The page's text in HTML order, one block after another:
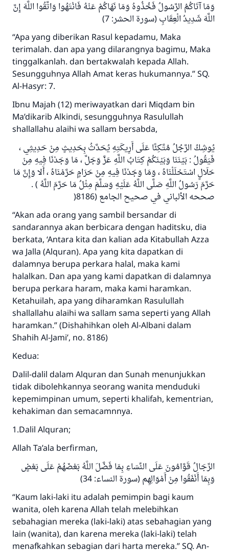
وَمَا آتَاكُمُ الرَّسُولُ فَخُذُوهُ وَمَا نَهَاكُمْ عَنْهُ فَانْتَهُوا وَاتَّقُوا اللَّهَ إِنَّ
اللَّهَ شَدِيدُ الْعِقَابِ (سورة الحشر: 7)
“Apa yang diberikan Rasul kepadamu, Maka
terimalah. dan apa yang dilarangnya bagimu, Maka
tinggalkanlah. dan bertakwalah kepada Allah.
Sesungguhnya Allah Amat keras hukumannya.” SQ.
Al-Hasyr: 7.
Ibnu Majah (12) meriwayatkan dari Miqdam bin
Ma’dikarib Alkindi, sesungguhnya Rasulullah
shallallahu alaihi wa sallam bersabda,
يُوشِكُ الرَّجُلُ مُتَّكِئًا عَلَى أَرِيكَتِهِ يُحَدَّثُ بِحَدِيثٍ مِنْ حَدِيثِي ،
فَيَقُولُ : بَيْنَنَا وَبَيْنَكُمْ كِتَابُ اللَّهِ عَزَّ وَجَلَّ ، مَا وَجَدْنَا فِيهِ مِنْ
حَلَالٍ اسْتَحْلَلْنَاهُ ، وَمَا وَجَدْنَا فِيهِ مِنْ حَرَامٍ حَرَّمْنَاهُ ، أَلا وَإِنَّ مَا
حَرَّمَ رَسُولُ اللَّهِ صَلَّى اللَّهُ عَلَيْهِ وَسَلَّمَ مِثْلُ مَا حَرَّمَ اللَّهُ ) .
صححه الألباني في صحيح الجامع (8186(
“Akan ada orang yang sambil bersandar di
sandarannya akan berbicara dengan haditsku, dia
berkata, ‘Antara kita dan kalian ada Kitabullah Azza
wa Jalla (Alquran). Apa yang kita dapatkan di
dalamnya berupa perkara halal, maka kami
halalkan. Dan apa yang kami dapatkan di dalamnya
berupa perkara haram, maka kami haramkan.
Ketahuilah, apa yang diharamkan Rasulullah
shallallahu alaihi wa sallam sama seperti yang Allah
haramkan.” (Dishahihkan oleh Al-Albani dalam
Shahih Al-Jami’, no. 8186)
Kedua:
Dalil-dalil dalam Alquran dan Sunah menunjukkan
tidak dibolehkannya seorang wanita menduduki
kepemimpinan umum, seperti khalifah, kementrian,
kehakiman dan semacamnnya.
1.Dalil Alquran;
Allah Ta’ala berfirman,
الرِّجَالُ قَوَّامُونَ عَلَى النِّسَاءِ بِمَا فَضَّلَ اللَّهُ بَعْضَهُمْ عَلَى بَعْضٍ
وَبِمَا أَنْفَقُوا مِنْ أَمْوَالِهِم (سورة النساء: 34)
“Kaum laki-laki itu adalah pemimpin bagi kaum
wanita, oleh karena Allah telah melebihkan
sebahagian mereka (laki-laki) atas sebahagian yang
lain (wanita), dan karena mereka (laki-laki) telah
menafkahkan sebagian dari harta mereka.” SQ. An-